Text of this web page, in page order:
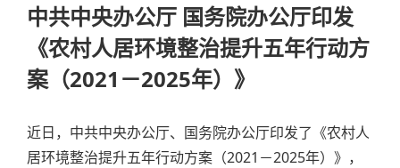
中共中央办公厅 国务院办公厅印发
《农村人居环境整治提升五年行动方
案（2021－2025年）》
近日，中共中央办公厅、国务院办公厅印发了《农村人
居环境整治提升五年行动方案（2021－2025年）》，